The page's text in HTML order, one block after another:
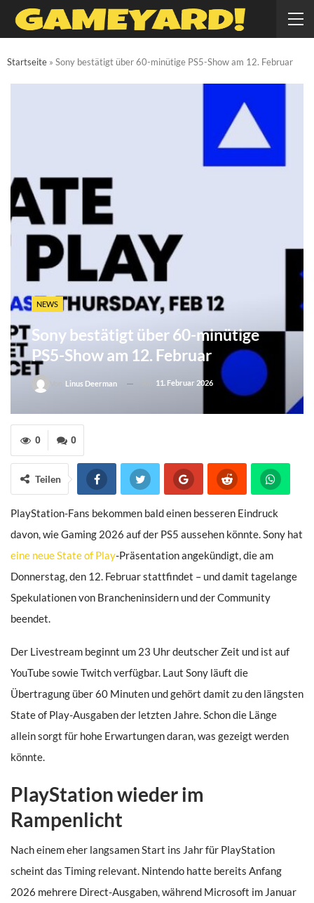
Startseite » Sony bestätigt über 60-minütige PS5-Show am 12. Februar
NEWS
Sony bestätigt über 60-minütige
PS5-Show am 12. Februar
Linus Deerman 11. Februar 2026
0
0
Teilen
PlayStation-Fans bekommen bald einen besseren Eindruck
davon, wie Gaming 2026 auf der PS5 aussehen könnte. Sony hat
eine neue State of Play-Präsentation angekündigt, die am
Donnerstag, den 12. Februar stattfindet – und damit tagelange
Spekulationen von Brancheninsidern und der Community
beendet.
Der Livestream beginnt um 23 Uhr deutscher Zeit und ist auf
YouTube sowie Twitch verfügbar. Laut Sony läuft die
Übertragung über 60 Minuten und gehört damit zu den längsten
State of Play-Ausgaben der letzten Jahre. Schon die Länge
allein sorgt für hohe Erwartungen daran, was gezeigt werden
könnte.
PlayStation wieder im
Rampenlicht
Nach einem eher langsamen Start ins Jahr für PlayStation
scheint das Timing relevant. Nintendo hatte bereits Anfang
2026 mehrere Direct-Ausgaben, während Microsoft im Januar